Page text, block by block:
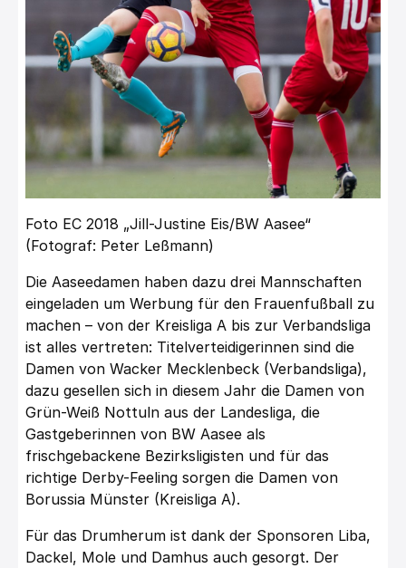
Foto EC 2018 „Jill-Justine Eis/BW Aasee“
(Fotograf: Peter Leßmann)
Die Aaseedamen haben dazu drei Mannschaften
eingeladen um Werbung für den Frauenfußball zu
machen – von der Kreisliga A bis zur Verbandsliga
ist alles vertreten: Titelverteidigerinnen sind die
Damen von Wacker Mecklenbeck (Verbandsliga),
dazu gesellen sich in diesem Jahr die Damen von
Grün-Weiß Nottuln aus der Landesliga, die
Gastgeberinnen von BW Aasee als
frischgebackene Bezirksligisten und für das
richtige Derby-Feeling sorgen die Damen von
Borussia Münster (Kreisliga A).
Für das Drumherum ist dank der Sponsoren Liba,
Dackel, Mole und Damhus auch gesorgt. Der